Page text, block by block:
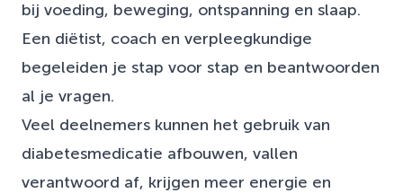
bij voeding, beweging, ontspanning en slaap.
Een diëtist, coach en verpleegkundige
begeleiden je stap voor stap en beantwoorden
al je vragen.
Veel deelnemers kunnen het gebruik van
diabetesmedicatie afbouwen, vallen
verantwoord af, krijgen meer energie en